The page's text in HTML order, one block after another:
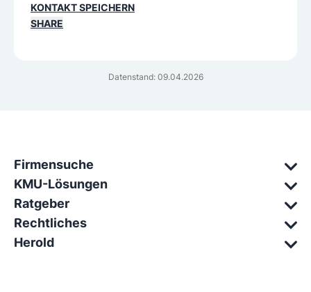
Datenstand: 09.04.2026
KONTAKT SPEICHERN
SHARE
Firmensuche
KMU-Lösungen
Ratgeber
Rechtliches
Herold